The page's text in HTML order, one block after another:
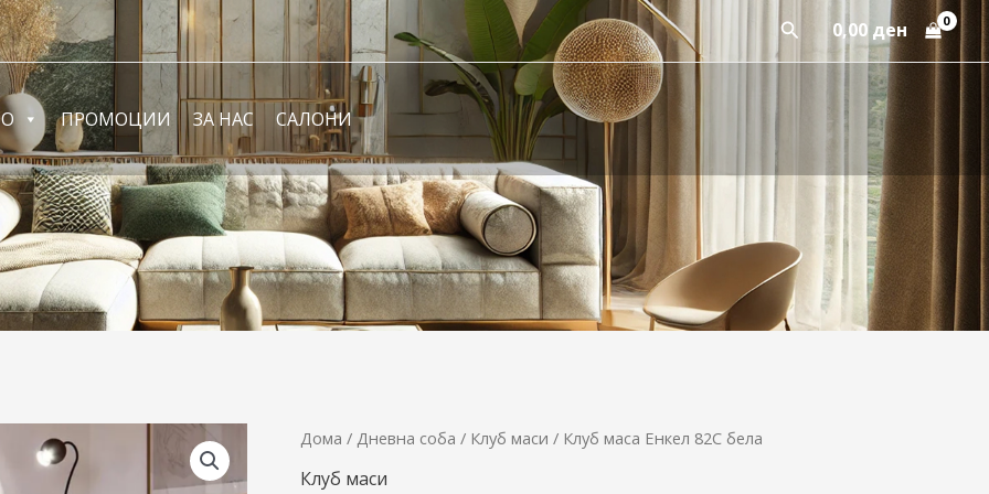
Пребарај
0,00 ден
ПРОМОЦИИ ЗА НАС САЛОНИ
Дома / Дневна соба / Клуб маси / Клуб маса Енкел 82С бела
Клуб маси
Клуб
маса